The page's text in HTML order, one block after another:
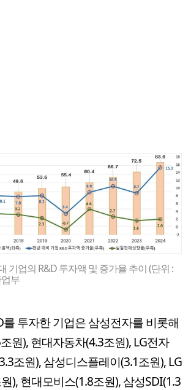
기업의 R&D 투자액 및 증가율 추이 (단위 :
부
를 투자한 기업은 삼성전자를 비롯해
원), 현대자동차(4.3조원), LG전자
조원), 삼성디스플레이(3.1조원), LG
), 현대모비스(1.8조원), 삼성SDI(1.3